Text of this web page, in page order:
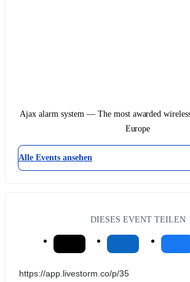
Ajax alarm system — The most awarded
Europe
Alle Events ansehen
DIESES EVENT TEILEN